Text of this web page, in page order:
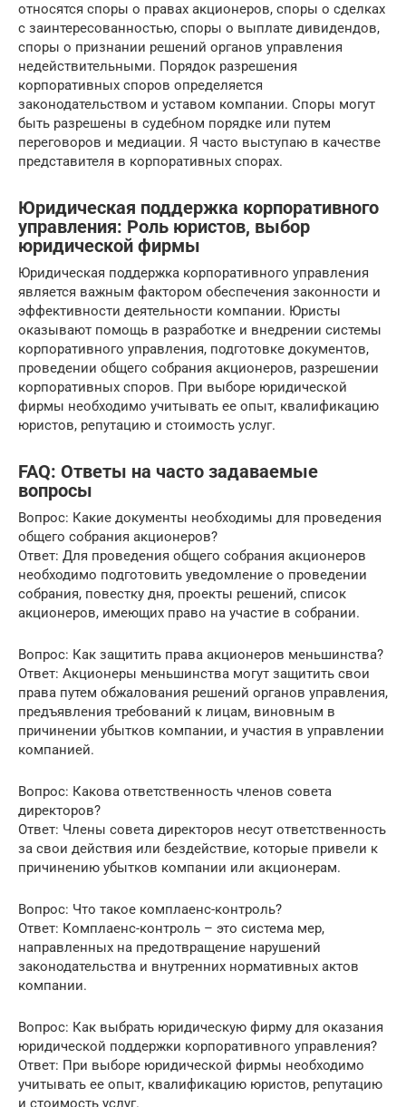
относятся споры о правах акционеров, споры о сделках
с заинтересованностью, споры о выплате дивидендов,
споры о признании решений органов управления
недействительными. Порядок разрешения
корпоративных споров определяется
законодательством и уставом компании. Споры могут
быть разрешены в судебном порядке или путем
переговоров и медиации. Я часто выступаю в качестве
представителя в корпоративных спорах.
Юридическая поддержка корпоративного
управления: Роль юристов, выбор
юридической фирмы
Юридическая поддержка корпоративного управления
является важным фактором обеспечения законности и
эффективности деятельности компании. Юристы
оказывают помощь в разработке и внедрении системы
корпоративного управления, подготовке документов,
проведении общего собрания акционеров, разрешении
корпоративных споров. При выборе юридической
фирмы необходимо учитывать ее опыт, квалификацию
юристов, репутацию и стоимость услуг.
FAQ: Ответы на часто задаваемые
вопросы
Вопрос: Какие документы необходимы для проведения
общего собрания акционеров?
Ответ: Для проведения общего собрания акционеров
необходимо подготовить уведомление о проведении
собрания, повестку дня, проекты решений, список
акционеров, имеющих право на участие в собрании.
Вопрос: Как защитить права акционеров меньшинства?
Ответ: Акционеры меньшинства могут защитить свои
права путем обжалования решений органов управления,
предъявления требований к лицам, виновным в
причинении убытков компании, и участия в управлении
компанией.
Вопрос: Какова ответственность членов совета
директоров?
Ответ: Члены совета директоров несут ответственность
за свои действия или бездействие, которые привели к
причинению убытков компании или акционерам.
Вопрос: Что такое комплаенс-контроль?
Ответ: Комплаенс-контроль – это система мер,
направленных на предотвращение нарушений
законодательства и внутренних нормативных актов
компании.
Вопрос: Как выбрать юридическую фирму для оказания
юридической поддержки корпоративного управления?
Ответ: При выборе юридической фирмы необходимо
учитывать ее опыт, квалификацию юристов, репутацию
и стоимость услуг.